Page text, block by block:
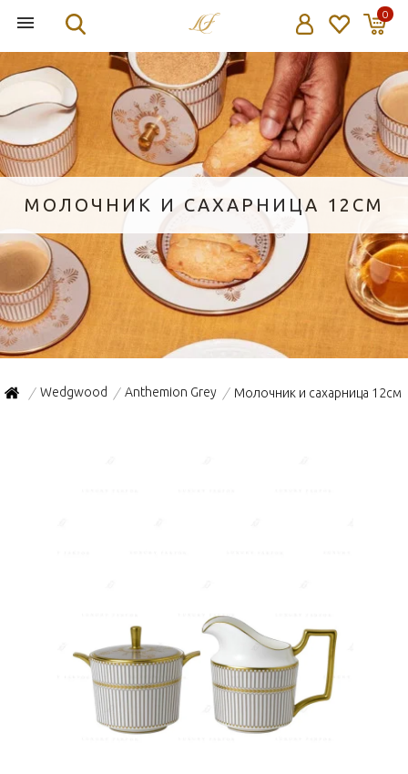
0
МОЛОЧНИК И САХАРНИЦА 12СМ
/ Wedgwood / Anthemion Grey / Молочник и сахарница 12см